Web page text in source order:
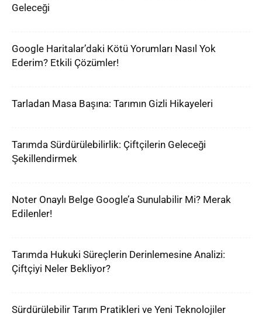
Geleceği
Google Haritalar’daki Kötü Yorumları Nasıl Yok
Ederim? Etkili Çözümler!
Tarladan Masa Başına: Tarımın Gizli Hikayeleri
Tarımda Sürdürülebilirlik: Çiftçilerin Geleceği
Şekillendirmek
Noter Onaylı Belge Google’a Sunulabilir Mi? Merak
Edilenler!
Tarımda Hukuki Süreçlerin Derinlemesine Analizi:
Çiftçiyi Neler Bekliyor?
Sürdürülebilir Tarım Pratikleri ve Yeni Teknolojiler